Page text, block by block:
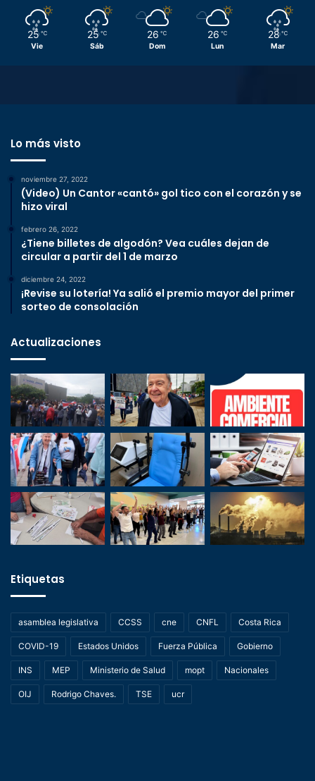
25 ℃
Vie
25 ℃
Sáb
26 ℃
Dom
26 ℃
Lun
28 ℃
Mar
Lo más visto
noviembre 27, 2022
(Video) Un Cantor «cantó» gol tico con el corazón y se
hizo viral
febrero 26, 2022
¿Tiene billetes de algodón? Vea cuáles dejan de
circular a partir del 1 de marzo
diciembre 24, 2022
¡Revise su lotería! Ya salió el premio mayor del primer
sorteo de consolación
Actualizaciones
Etiquetas
asamblea legislativa CCSS cne CNFL Costa Rica
COVID-19 Estados Unidos Fuerza Pública Gobierno
INS MEP Ministerio de Salud mopt Nacionales
OIJ Rodrigo Chaves. TSE ucr